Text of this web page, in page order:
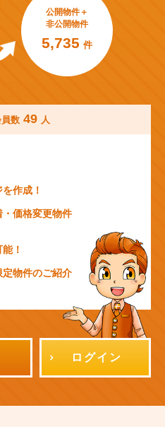
公開物件＋
非公開物件
5,735 件
数 49 人
作成！
価格変更物件
！
物件のご紹介
ログイン